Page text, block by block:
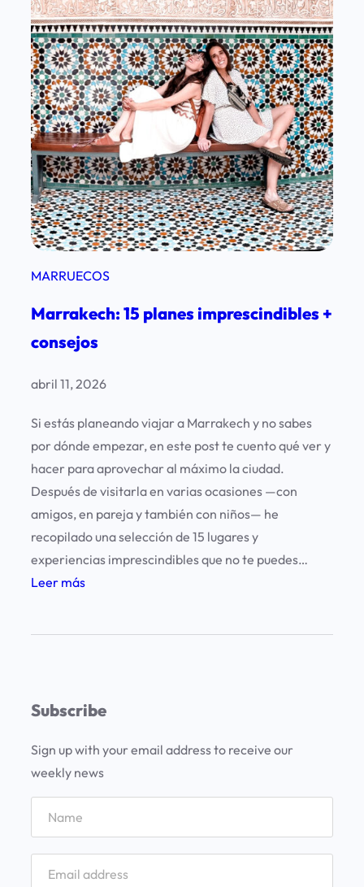
h
e
n
2
d
í
a
s
MARRUECOS
Marrakech: 15 planes imprescindibles +
consejos
abril 11, 2026
Si estás planeando viajar a Marrakech y no sabes
por dónde empezar, en este post te cuento qué ver y
hacer para aprovechar al máximo la ciudad.
Después de visitarla en varias ocasiones —con
amigos, en pareja y también con niños— he
recopilado una selección de 15 lugares y
experiencias imprescindibles que no te puedes…
Leer más:
k
5
p
Subscribe
Sign up with your email address to receive our
weekly news